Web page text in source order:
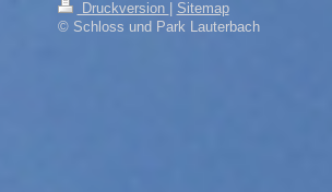
Druckversion
Sitemap
© Schloss und Park Lauterbach